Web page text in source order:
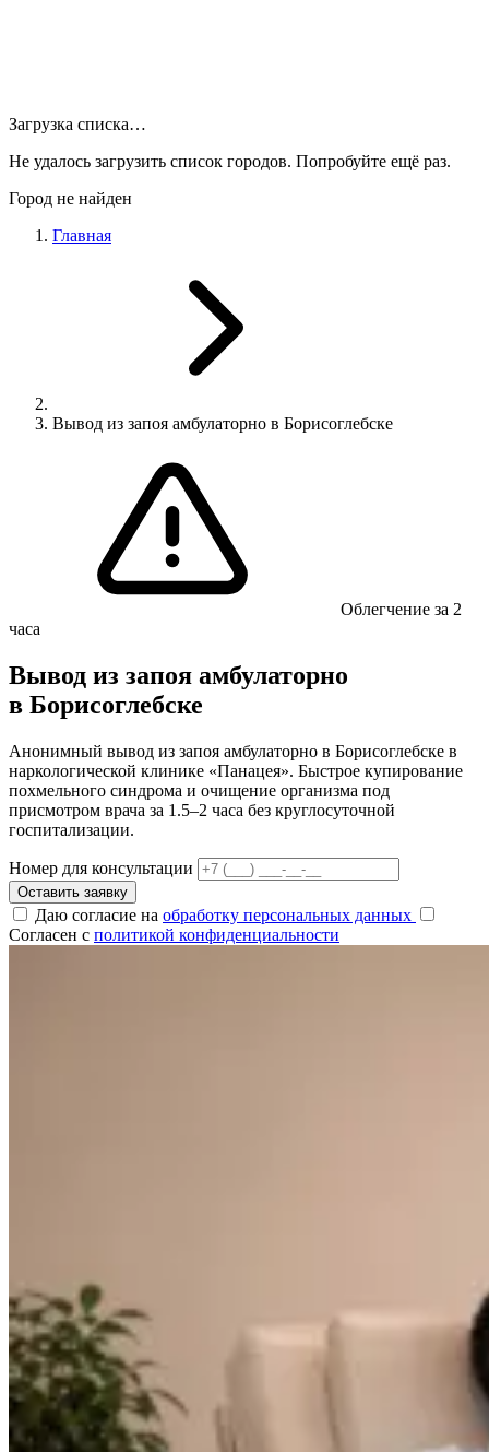
Загрузка списка…
Не удалось загрузить список городов. Попробуйте ещё раз.
Город не найден
Главная
Вывод из запоя амбулаторно в Борисоглебске
Облегчение за 2
часа
Вывод из запоя амбулаторно
в Борисоглебске
Анонимный вывод из запоя амбулаторно в Борисоглебске в
наркологической клинике «Панацея». Быстрое купирование
похмельного синдрома и очищение организма под
присмотром врача за 1.5–2 часа без круглосуточной
госпитализации.
Номер для консультации
Оставить заявку
Даю согласие на обработку персональных данных
Согласен с политикой конфиденциальности